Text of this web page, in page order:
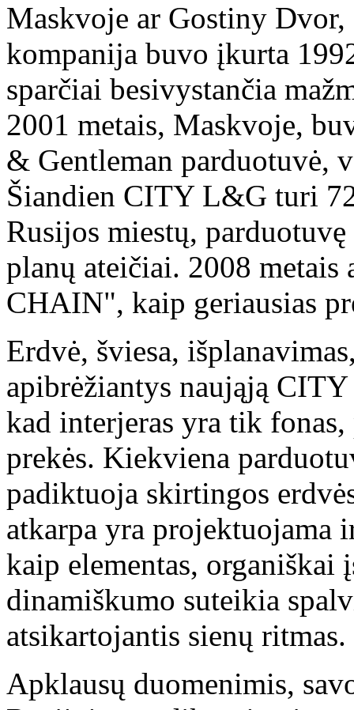
Maskvoje ar Gostiny Dvor,
kompanija buvo įkurta
sparčiai besivystančia
2001 metais, Maskvoje,
& Gentleman parduotuvė,
Šiandien CITY L&G turi
Rusijos miestų,
planų ateičiai. 2008
CHAIN", kaip geriausias
Erdvė, šviesa,
apibrėžiantys naująją
kad interjeras yra tik
prekės. Kiekviena
padiktuoja skirtingos
atkarpa yra
kaip elementas,
dinamiškumo suteikia
atsikartojantis sienų ritmas.
Apklausų duomenimis,